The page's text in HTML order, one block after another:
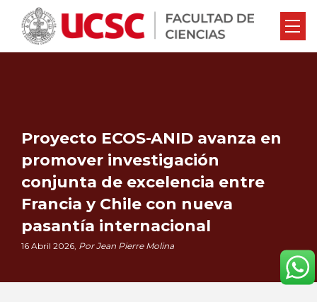
Proyecto ECOS-ANID avanza en
promover investigación
conjunta de excelencia entre
Francia y Chile con nueva
pasantía internacional
16 Abril 2026, Por Jean Pierre Molina